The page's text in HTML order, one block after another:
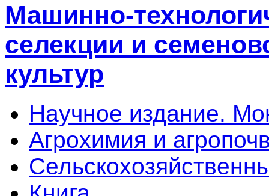
Машинно-
селекции и
культур
Научное издание.
Агрохимия и